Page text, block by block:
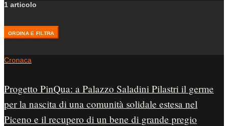
1 articolo
ORDINA E FILTRA
Cronaca
Progetto PinQua: a Palazzo Saladini Pilastri il germe
per la nascita di una comunità solidale estesa nel
Piceno e il recupero di un bene di grande pregio